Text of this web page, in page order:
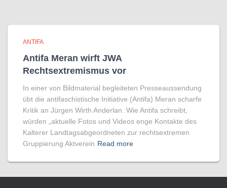
ANTIFA
Antifa Meran wirft JWA
Rechtsextremismus vor
In einer von Bildmaterial begleiteten Presseaussendung
übt die antifaschistische Initiative (Antifa) Meran scharfe
Kritik an Jürgen Wirth Anderlan. Wie Antifa schreibt,
würden „aktuelle Fotos und Videos enge Kontakte des
Kalterer Landtagsabgeordneten zur rechtsextremen
Gruppierung Aktverein Read more